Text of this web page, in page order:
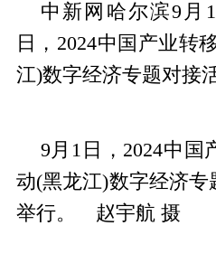
中新网哈尔滨9月
日，2024中国产业转
江)数字经济专题对接
9月1日，2024中国
动(黑龙江)数字经济
举行。 赵宇航 摄